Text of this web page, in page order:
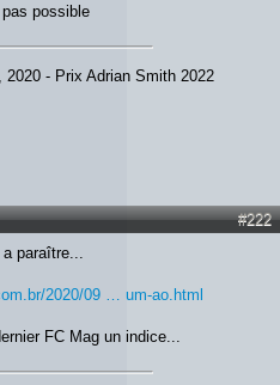
possible
- Prix Adrian Smith 2022
#222
paraître...
2020/09 … um-ao.html
FC Mag un indice...